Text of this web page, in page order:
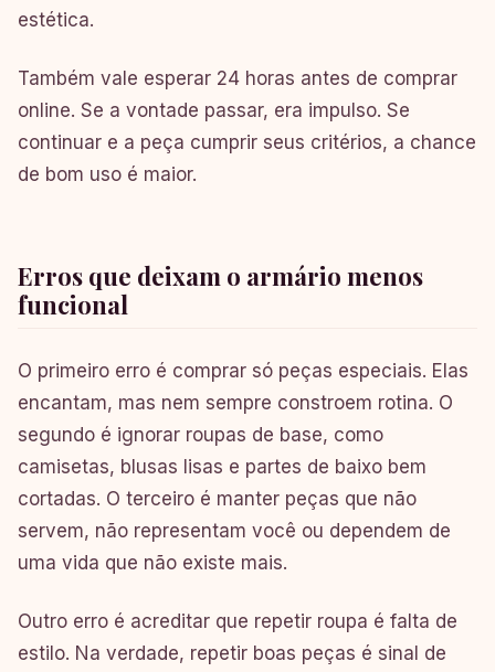
estética.
Também vale esperar 24 horas antes de comprar
online. Se a vontade passar, era impulso. Se
continuar e a peça cumprir seus critérios, a chance
de bom uso é maior.
Erros que deixam o armário menos
funcional
O primeiro erro é comprar só peças especiais. Elas
encantam, mas nem sempre constroem rotina. O
segundo é ignorar roupas de base, como
camisetas, blusas lisas e partes de baixo bem
cortadas. O terceiro é manter peças que não
servem, não representam você ou dependem de
uma vida que não existe mais.
Outro erro é acreditar que repetir roupa é falta de
estilo. Na verdade, repetir boas peças é sinal de